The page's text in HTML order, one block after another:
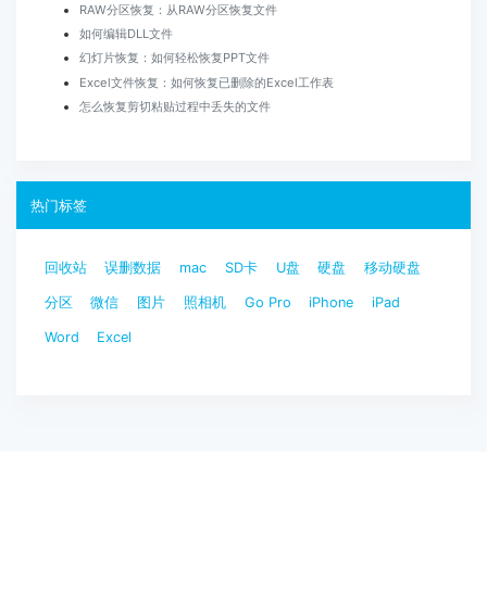
RAW分区恢复：从RAW分区恢复文件
如何编辑DLL文件
幻灯片恢复：如何轻松恢复PPT文件
Excel文件恢复：如何恢复已删除的Excel工作表
怎么恢复剪切粘贴过程中丢失的文件
热门标签
回收站 误删数据 mac SD卡 U盘 硬盘 移动硬盘
分区 微信 图片 照相机 Go Pro iPhone iPad
Word Excel